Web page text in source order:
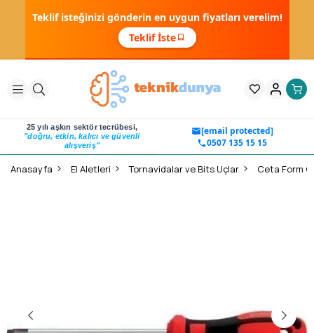
Teklif isteğinizi gönderin en uygun fiyatları verelim!
Teklif İste
25 yılı aşkın sektör tecrübesi,
"doğru, etkin, kalıcı ve güvenli
alışveriş"
[email protected]
0507 135 15 15
Anasayfa El Aletleri Tornavidalar ve Bits Uçlar